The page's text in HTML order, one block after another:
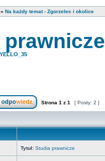
» Na każdy temat - Zgorzelec i okolice
YELLO_35
Strona 1 z 1 [ Posty: 2 ]
Tytuł: Studia prawnicze